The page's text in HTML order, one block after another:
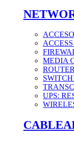
MEDIA
UPS: